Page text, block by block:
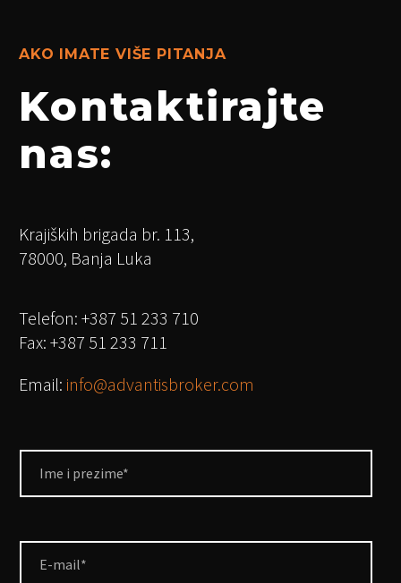
AKO IMATE VIŠE PITANJA
Kontaktirajte
nas:
Krajiških brigada br. 113,
78000, Banja Luka
Telefon: +387 51 233 710
Fax: +387 51 233 711
Email: info@advantisbroker.com